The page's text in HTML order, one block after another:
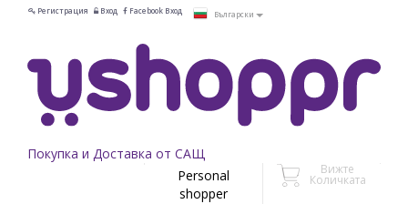
Регистрация Вход Facebook Вход Български
Покупка и Доставка от САЩ
Personal
shopper
Вижте
Количката